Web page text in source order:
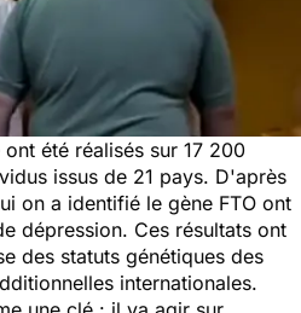
été réalisés sur 17 200
issus de 21 pays. D'après
on a identifié le gène FTO ont
dépression. Ces résultats ont
des statuts génétiques des
internationales.